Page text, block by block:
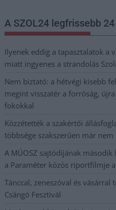
A SZOL24 legfrissebb
Ilyenek eddig a tapasztalatok a
miatt ingyenes a strandolás
Nem biztató: a hétvégi kisebb
megint visszatér a forróság,
fokokkal
Közzétették a szakértői
többsége szakszerűen már
A MÚOSZ sajtódíjának
a Paraméter közös riportfilmje
Tánccal, zeneszóval és vásárral
Csángó Fesztivál